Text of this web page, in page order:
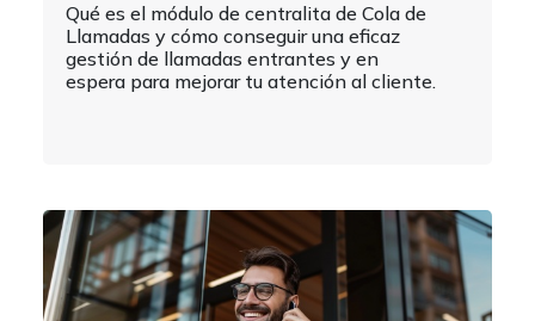
Qué es el módulo de centralita de Cola de
Llamadas y cómo conseguir una eficaz
gestión de llamadas entrantes y en
espera para mejorar tu atención al cliente.